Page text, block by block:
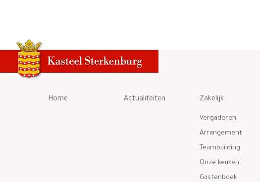
Home Actualiteiten Zakelijk
Vergaderen
Arrangement
Teambuilding
Onze keuken
Gastenboek